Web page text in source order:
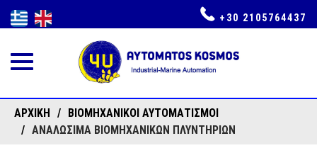
Toggle
+30 2105764437
ΑΡΧΙΚΉ
ΒΙΟΜΗΧΑΝΙΚΟΊ ΑΥΤΟΜΑΤΙΣΜΟΊ
ΑΝΑΛΩΣΙΜΑ ΒΙΟΜΗΧΑΝΙΚΩΝ ΠΛΥΝΤΗΡΙΩΝ